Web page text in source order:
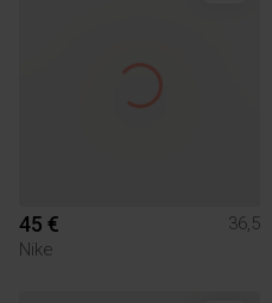
45 €
36,5
Nike